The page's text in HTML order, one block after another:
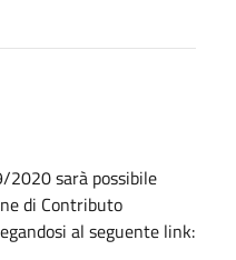
2020 sarà possibile
di Contributo
al seguente link: